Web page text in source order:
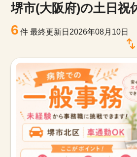
見学会・イベント情報
よくあるご質問
医療事務求人ドットコムとは
サイトの使い方
堺市(大阪府)の土日祝
6 件最終更新日2026年08月10日
甲信越・北陸 中